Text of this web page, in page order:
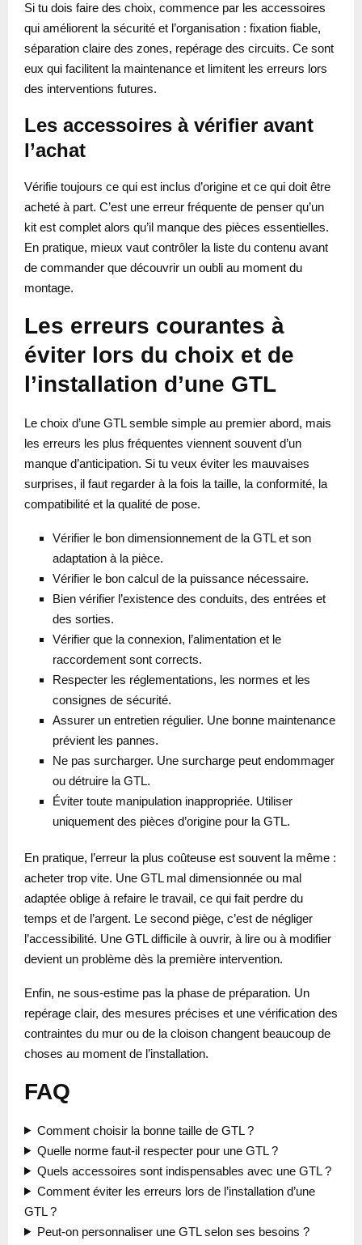
Si tu dois faire des choix, commence par les accessoires
qui améliorent la sécurité et l’organisation : fixation fiable,
séparation claire des zones, repérage des circuits. Ce sont
eux qui facilitent la maintenance et limitent les erreurs lors
des interventions futures.
Les accessoires à vérifier avant
l’achat
Vérifie toujours ce qui est inclus d’origine et ce qui doit être
acheté à part. C’est une erreur fréquente de penser qu’un
kit est complet alors qu’il manque des pièces essentielles.
En pratique, mieux vaut contrôler la liste du contenu avant
de commander que découvrir un oubli au moment du
montage.
Les erreurs courantes à
éviter lors du choix et de
l’installation d’une GTL
Le choix d’une GTL semble simple au premier abord, mais
les erreurs les plus fréquentes viennent souvent d’un
manque d’anticipation. Si tu veux éviter les mauvaises
surprises, il faut regarder à la fois la taille, la conformité, la
compatibilité et la qualité de pose.
Vérifier le bon dimensionnement de la GTL et son
adaptation à la pièce.
Vérifier le bon calcul de la puissance nécessaire.
Bien vérifier l’existence des conduits, des entrées et
des sorties.
Vérifier que la connexion, l’alimentation et le
raccordement sont corrects.
Respecter les réglementations, les normes et les
consignes de sécurité.
Assurer un entretien régulier. Une bonne maintenance
prévient les pannes.
Ne pas surcharger. Une surcharge peut endommager
ou détruire la GTL.
Éviter toute manipulation inappropriée. Utiliser
uniquement des pièces d’origine pour la GTL.
En pratique, l’erreur la plus coûteuse est souvent la même :
acheter trop vite. Une GTL mal dimensionnée ou mal
adaptée oblige à refaire le travail, ce qui fait perdre du
temps et de l’argent. Le second piège, c’est de négliger
l’accessibilité. Une GTL difficile à ouvrir, à lire ou à modifier
devient un problème dès la première intervention.
Enfin, ne sous-estime pas la phase de préparation. Un
repérage clair, des mesures précises et une vérification des
contraintes du mur ou de la cloison changent beaucoup de
choses au moment de l’installation.
FAQ
Comment choisir la bonne taille de GTL ?
Quelle norme faut-il respecter pour une GTL ?
Quels accessoires sont indispensables avec une GTL ?
Comment éviter les erreurs lors de l’installation d’une
GTL ?
Peut-on personnaliser une GTL selon ses besoins ?